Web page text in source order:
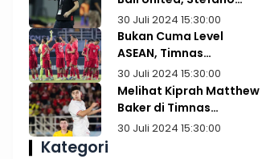
Cugurra Teco: Dia
Kurang Ajar, Pemalas,
dan Tidak Paham Taktik
30 Juli 2024 15:30:00
Bukan Cuma Level
ASEAN, Timnas
Indonesia U-19
Diharapkan Ukir
Prestasi di Kancah Asia
30 Juli 2024 15:30:00
Melihat Kiprah Matthew
Baker di Timnas
Indonesia U-16: Tampil
30 Juli 2024 15:30:00
Kategori